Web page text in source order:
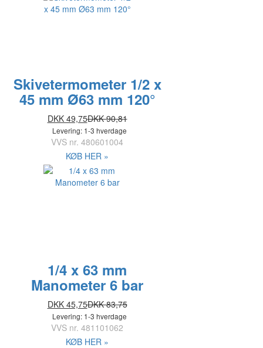
Skivetermometer 1/2 x
45 mm Ø63 mm 120°
DKK 49,75DKK 90,81
Levering: 1-3 hverdage
VVS nr. 480601004
KØB HER »
1/4 x 63 mm
Manometer 6 bar
DKK 45,75DKK 83,75
Levering: 1-3 hverdage
VVS nr. 481101062
KØB HER »